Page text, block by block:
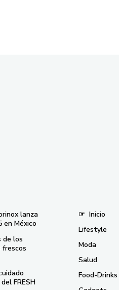
lanza
en México
de los
frescos
FRESH
☞ Inicio
Lifestyle
Moda
Salud
Food-Drinks